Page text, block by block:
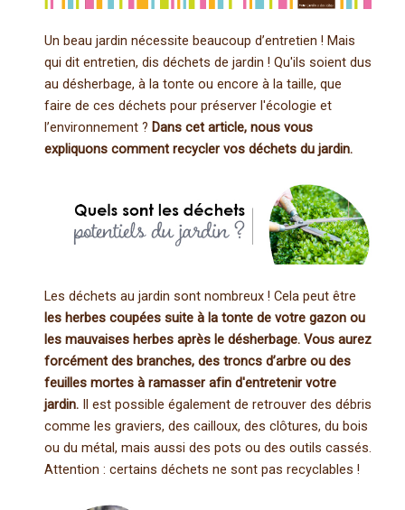
Un beau jardin nécessite beaucoup d’entretien ! Mais
qui dit entretien, dis déchets de jardin ! Qu'ils soient dus
au désherbage, à la tonte ou encore à la taille, que
faire de ces déchets pour préserver l'écologie et
l’environnement ? Dans cet article, nous vous
expliquons comment recycler vos déchets du jardin.
Les déchets au jardin sont nombreux ! Cela peut être
les herbes coupées suite à la tonte de votre gazon ou
les mauvaises herbes après le désherbage. Vous aurez
forcément des branches, des troncs d’arbre ou des
feuilles mortes à ramasser afin d'entretenir votre
jardin. Il est possible également de retrouver des débris
comme les graviers, des cailloux, des clôtures, du bois
ou du métal, mais aussi des pots ou des outils cassés.
Attention : certains déchets ne sont pas recyclables !